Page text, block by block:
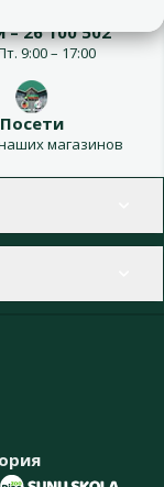
– 26 100 502
9:00 – 17:00
Посети
магазинов